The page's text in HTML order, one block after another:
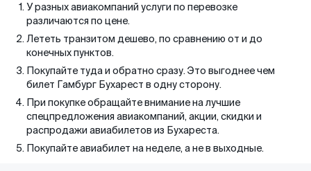
У разных авиакомпаний услуги по перевозке
различаются по цене.
Лететь транзитом дешево, по сравнению от и до
конечных пунктов.
Покупайте туда и обратно сразу. Это выгоднее чем
билет Гамбург Бухарест в одну сторону.
При покупке обращайте внимание на лучшие
спецпредложения авиакомпаний, акции, скидки и
распродажи авиабилетов из Бухареста.
Покупайте авиабилет на неделе, а не в выходные.